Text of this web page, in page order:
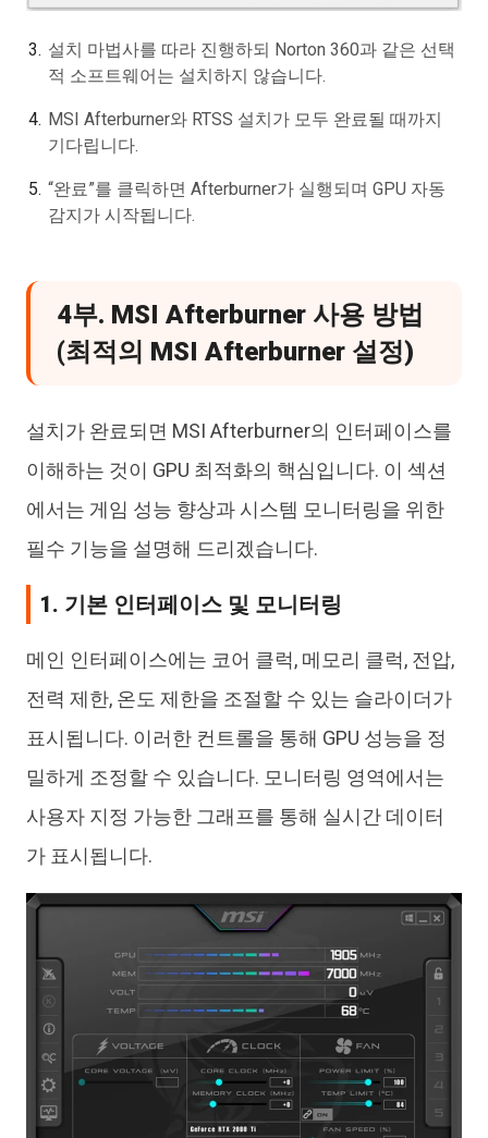
설치 마법사를 따라 진행하되 Norton 360과 같은 선택
적 소프트웨어는 설치하지 않습니다.
MSI Afterburner와 RTSS 설치가 모두 완료될 때까지
기다립니다.
“완료”를 클릭하면 Afterburner가 실행되며 GPU 자동
감지가 시작됩니다.
4부. MSI Afterburner 사용 방법
(최적의 MSI Afterburner 설정)
설치가 완료되면 MSI Afterburner의 인터페이스를
이해하는 것이 GPU 최적화의 핵심입니다. 이 섹션
에서는 게임 성능 향상과 시스템 모니터링을 위한
필수 기능을 설명해 드리겠습니다.
1. 기본 인터페이스 및 모니터링
메인 인터페이스에는 코어 클럭, 메모리 클럭, 전압,
전력 제한, 온도 제한을 조절할 수 있는 슬라이더가
표시됩니다. 이러한 컨트롤을 통해 GPU 성능을 정
밀하게 조정할 수 있습니다. 모니터링 영역에서는
사용자 지정 가능한 그래프를 통해 실시간 데이터
가 표시됩니다.